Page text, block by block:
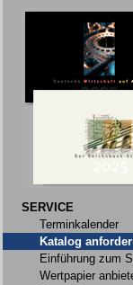
SERVICE
Terminkalender
Katalog
Einführung zum
Wertpapier